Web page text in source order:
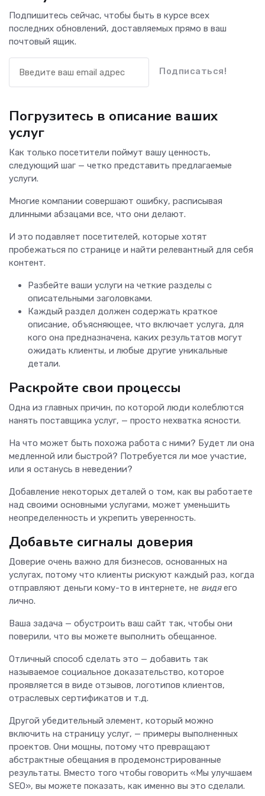
Подпишитесь сейчас, чтобы быть в курсе всех
последних обновлений, доставляемых прямо в ваш
почтовый ящик.
Подписаться!
Погрузитесь в описание ваших
услуг
Как только посетители поймут вашу ценность,
следующий шаг — четко представить предлагаемые
услуги.
Многие компании совершают ошибку, расписывая
длинными абзацами все, что они делают.
И это подавляет посетителей, которые хотят
пробежаться по странице и найти релевантный для себя
контент.
Разбейте ваши услуги на четкие разделы с
описательными заголовками.
Каждый раздел должен содержать краткое
описание, объясняющее, что включает услуга, для
кого она предназначена, каких результатов могут
ожидать клиенты, и любые другие уникальные
детали.
Раскройте свои процессы
Одна из главных причин, по которой люди колеблются
нанять поставщика услуг, — просто нехватка ясности.
На что может быть похожа работа с ними? Будет ли она
медленной или быстрой? Потребуется ли мое участие,
или я останусь в неведении?
Добавление некоторых деталей о том, как вы работаете
над своими основными услугами, может уменьшить
неопределенность и укрепить уверенность.
Добавьте сигналы доверия
Доверие очень важно для бизнесов, основанных на
услугах, потому что клиенты рискуют каждый раз, когда
отправляют деньги кому-то в интернете, не видяего
лично.
Ваша задача — обустроить ваш сайт так, чтобы они
поверили, что вы можете выполнить обещанное.
Отличный способ сделать это — добавить так
называемое социальное доказательство, которое
проявляется в виде отзывов, логотипов клиентов,
отраслевых сертификатов и т.д.
Другой убедительный элемент, который можно
включить на страницу услуг, — примеры выполненных
проектов. Они мощны, потому что превращают
абстрактные обещания в продемонстрированные
результаты. Вместо того чтобы говорить «Мы улучшаем
SEO», вы можете показать, как именно вы это сделали.